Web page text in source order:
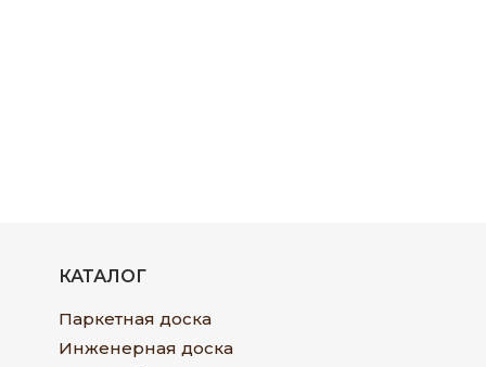
КАТАЛОГ
Паркетная доска
Инженерная доска